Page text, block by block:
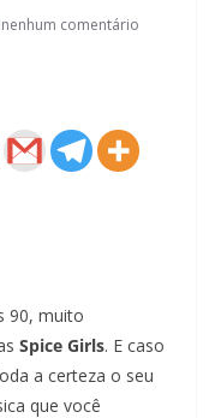
nenhum comentário
90, muito
Spice Girls. E caso
a certeza o seu
que você